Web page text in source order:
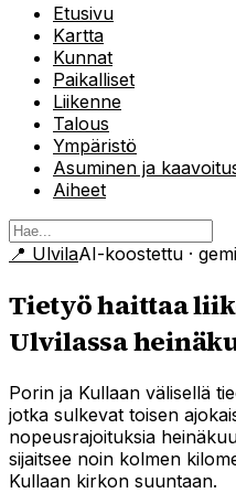
Etusivu
Kartta
Kunnat
Paikalliset
Liikenne
Talous
Ympäristö
Asuminen ja
Aiheet
📍 UlvilaAI-koostettu ·
Tietyö haittaa
Ulvilassa
Porin ja Kullaan välisellä
jotka sulkevat toisen
nopeusrajoituksia
sijaitsee noin kolmen
Kullaan kirkon suuntaan.